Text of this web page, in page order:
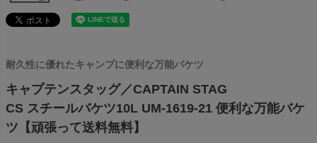
耐久性に優れたキャンプに便利な万能バケツ
キャプテンスタッグ／CAPTAIN STAG
CS スチールバケツ10L UM-1619-21 便利な万能バケ
ツ【頑張って送料無料】